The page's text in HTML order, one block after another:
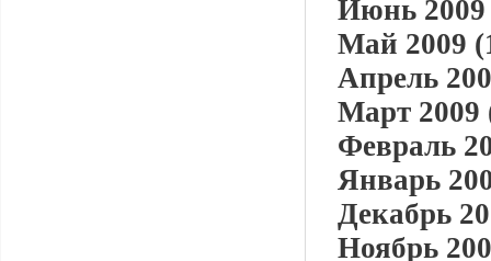
Июнь 2009
Май 2009
Апрель
Март 2009
Февраль
Январь
Декабрь
Ноябрь